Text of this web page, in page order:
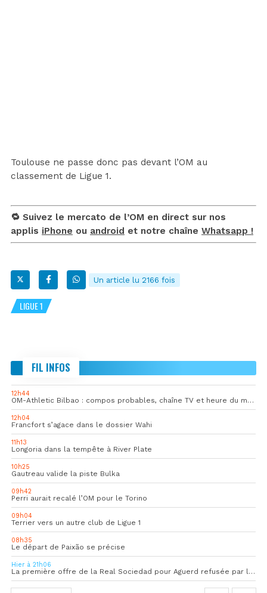
Toulouse ne passe donc pas devant l’OM au
classement de Ligue 1.
🔁 Suivez le mercato de l’OM en direct sur nos
applis iPhone ou android et notre chaîne Whatsapp !
Un article lu 2166 fois
LIGUE 1
FIL INFOS
12h44
OM-Athletic Bilbao : compos probables, chaîne TV et heure du match
12h04
Francfort s’agace dans le dossier Wahi
11h13
Longoria dans la tempête à River Plate
10h25
Gautreau valide la piste Bulka
09h42
Perri aurait recalé l’OM pour le Torino
09h04
Terrier vers un autre club de Ligue 1
08h35
Le départ de Paixão se précise
Hier à 21h06
La première offre de la Real Sociedad pour Aguerd refusée par l’OM